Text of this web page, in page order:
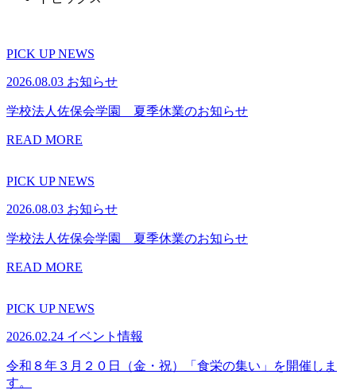
PICK UP NEWS
2026.08.03 お知らせ
学校法人佐保会学園 夏季休業のお知らせ
READ MORE
PICK UP NEWS
2026.08.03 お知らせ
学校法人佐保会学園 夏季休業のお知らせ
READ MORE
PICK UP NEWS
2026.02.24 イベント情報
令和８年３月２０日（金・祝）「食栄の集い」を開催しま
す。